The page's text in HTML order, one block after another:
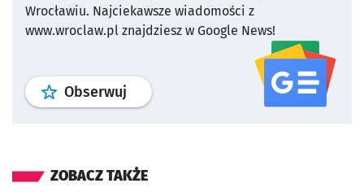
Wrocławiu. Najciekawsze wiadomości z
www.wroclaw.pl znajdziesz w Google News!
Obserwuj profil serwisu
ZOBACZ TAKŻE